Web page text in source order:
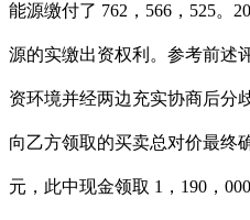
能源缴付了 762，566，525。
源的实缴出资权利。参考前述
资环境并经两边充实协商后分
向乙方领取的买卖总对价最终
元，此中现金领取 1，190，